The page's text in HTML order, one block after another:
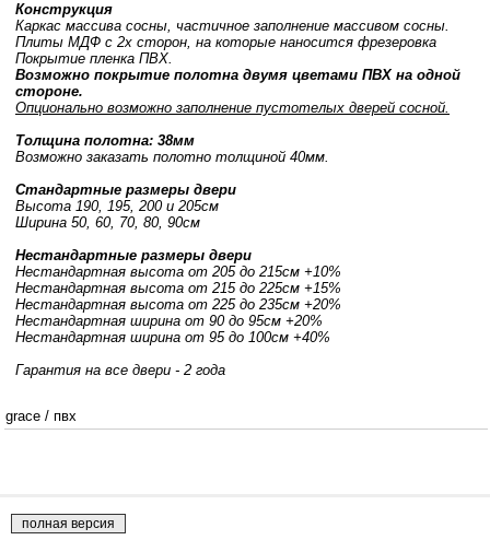
Конструкция
Каркас массива сосны, частичное заполнение массивом сосны.
Плиты МДФ с 2х сторон, на которые наносится фрезеровка
Покрытие пленка ПВХ.
Возможно покрытие полотна двумя цветами ПВХ на одной
стороне.
Опционально возможно заполнение пустотелых дверей сосной.
Толщина полотна: 38мм
Возможно заказать полотно толщиной 40мм.
Стандартные размеры двери
Высота 190, 195, 200 и 205см
Ширина 50, 60, 70, 80, 90см
Нестандартные размеры двери
Нестандартная высота от 205 до 215см +10%
Нестандартная высота от 215 до 225см +15%
Нестандартная высота от 225 до 235см +20%
Нестандартная ширина от 90 до 95см +20%
Нестандартная ширина от 95 до 100см +40%
Гарантия на все двери - 2 года
grace / пвх